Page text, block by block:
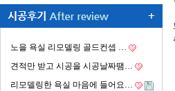
노을 욕실 리모델링 골드컨셉 …
견적만 받고 시공을 시공날짜땜…
리모델링한 욕실 마음에 들어요…